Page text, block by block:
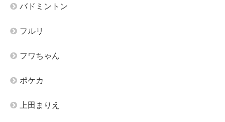
バドミントン
フルリ
フワちゃん
ポケカ
上田まりえ